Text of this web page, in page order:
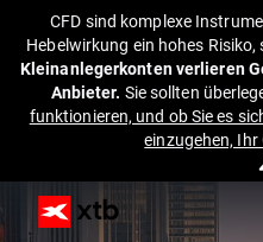
CFD sind komplexe
Hebelwirkung ein hohes
Kleinanlegerkonten verlieren
Anbieter. Sie sollten
funktionieren, und ob Sie es
einzugehen, Ihr